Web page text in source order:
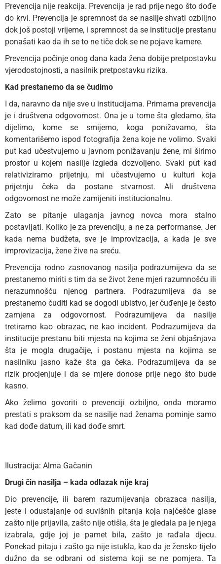
Prevencija nije reakcija. Prevencija je rad prije nego što dođe
do krvi. Prevencija je spremnost da se nasilje shvati ozbiljno
dok još postoji vrijeme, i spremnost da se institucije prestanu
ponašati kao da ih se to ne tiče dok se ne pojave kamere.
Prevencija počinje onog dana kada žena dobije pretpostavku
vjerodostojnosti, a nasilnik pretpostavku rizika.
Kad prestanemo da se čudimo
I da, naravno da nije sve u institucijama. Primarna prevencija
je i društvena odgovornost. Ona je u tome šta gledamo, šta
dijelimo, kome se smijemo, koga ponižavamo, šta
komentarišemo ispod fotografija žena koje ne volimo. Svaki
put kad učestvujemo u javnom ponižavanju žene, mi širimo
prostor u kojem nasilje izgleda dozvoljeno. Svaki put kad
relativiziramo prijetnju, mi učestvujemo u kulturi koja
prijetnju čeka da postane stvarnost. Ali društvena
odgovornost ne može zamijeniti institucionalnu.
Zato se pitanje ulaganja javnog novca mora stalno
postavljati. Koliko je za prevenciju, a ne za performanse. Jer
kada nema budžeta, sve je improvizacija, a kada je sve
improvizacija, žene žive na sreću.
Prevencija rodno zasnovanog nasilja podrazumijeva da se
prestanemo miriti s tim da se život žene mjeri razumnošću ili
nerazumnošću njenog partnera. Podrazumijeva da se
prestanemo čuditi kad se dogodi ubistvo, jer čuđenje je često
zamjena za odgovornost. Podrazumijeva da nasilje
tretiramo kao obrazac, ne kao incident. Podrazumijeva da
institucije prestanu biti mjesta na kojima se ženi objašnjava
šta je mogla drugačije, i postanu mjesta na kojima se
nasilniku jasno kaže šta ga čeka. Podrazumijeva da se
rizik procjenjuje i da se mjere donose prije nego što bude
kasno.
Ako želimo govoriti o prevenciji ozbiljno, onda moramo
prestati s praksom da se nasilje nad ženama pominje samo
kad dođe datum, ili kad dođe smrt.
Ilustracija: Alma Gačanin
Drugi čin nasilja – kada odlazak nije kraj
Dio prevencije, ili barem razumijevanja obrazaca nasilja,
jeste i odustajanje od suvišnih pitanja koja najčešće glase
zašto nije prijavila, zašto nije otišla, šta je gledala pa je njega
izabrala, gdje joj je pamet bila, zašto je rađala djecu.
Ponekad pitaju i zašto ga nije istukla, kao da je žensko tijelo
dužno da se odbrani od sistema koji se ne pomjera. Ta